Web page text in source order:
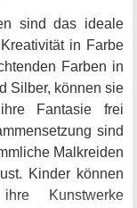
sind das ideale
in Farbe
Farben in
Silber, können sie
Fantasie frei
sind
Malkreiden
Kinder können
Kunstwerke